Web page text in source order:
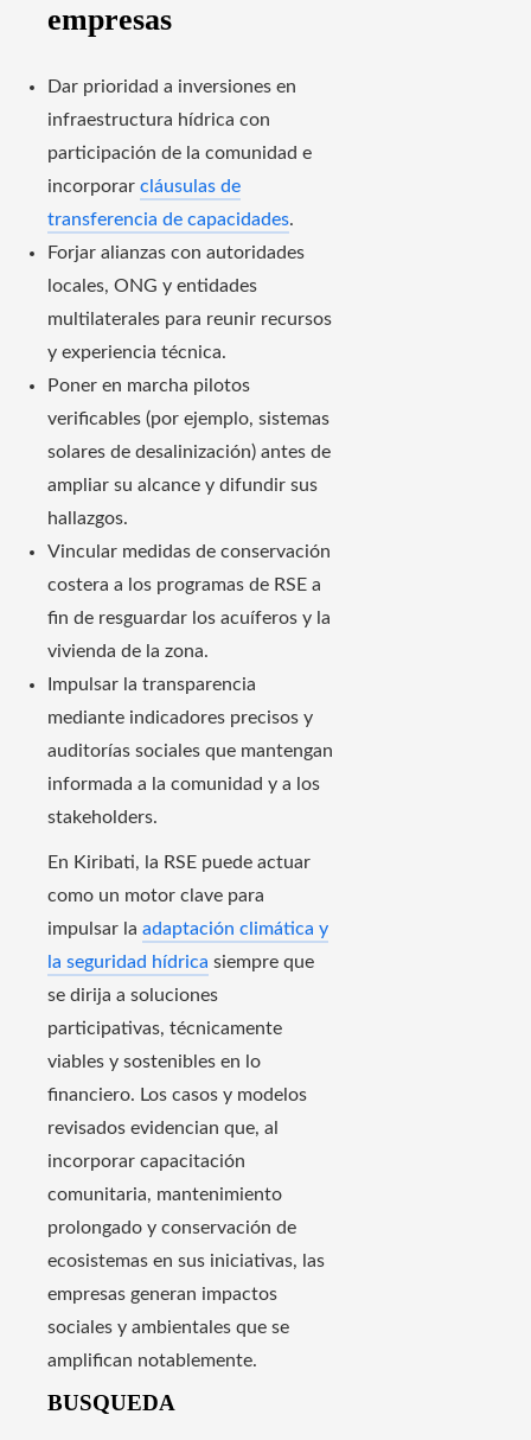
empresas
Dar prioridad a inversiones en
infraestructura hídrica con
participación de la comunidad e
incorporar cláusulas de
transferencia de capacidades.
Forjar alianzas con autoridades
locales, ONG y entidades
multilaterales para reunir recursos
y experiencia técnica.
Poner en marcha pilotos
verificables (por ejemplo, sistemas
solares de desalinización) antes de
ampliar su alcance y difundir sus
hallazgos.
Vincular medidas de conservación
costera a los programas de RSE a
fin de resguardar los acuíferos y la
vivienda de la zona.
Impulsar la transparencia
mediante indicadores precisos y
auditorías sociales que mantengan
informada a la comunidad y a los
stakeholders.
En Kiribati, la RSE puede actuar
como un motor clave para
impulsar la adaptación climática y
la seguridad hídrica siempre que
se dirija a soluciones
participativas, técnicamente
viables y sostenibles en lo
financiero. Los casos y modelos
revisados evidencian que, al
incorporar capacitación
comunitaria, mantenimiento
prolongado y conservación de
ecosistemas en sus iniciativas, las
empresas generan impactos
sociales y ambientales que se
amplifican notablemente.
BUSQUEDA